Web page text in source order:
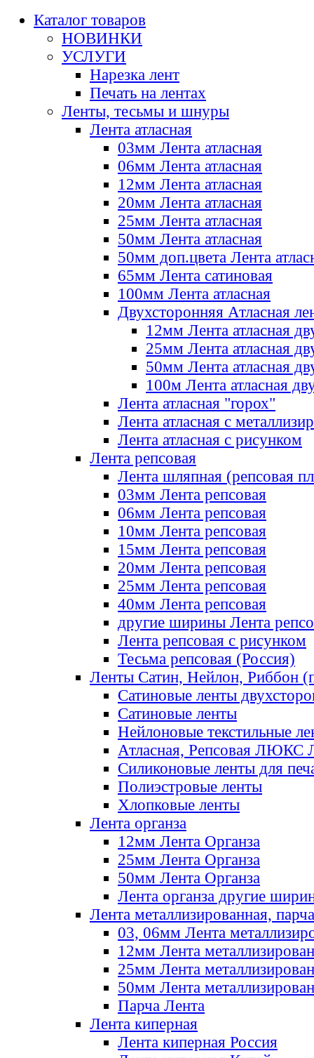
Каталог товаров
НОВИНКИ
УСЛУГИ
Нарезка лент
Печать на лентах
Ленты, тесьмы и шнуры
Лента атласная
03мм Лента атласная
06мм Лента атласная
12мм Лента атласная
20мм Лента атласная
25мм Лента атласная
50мм Лента атласная
50мм доп.цвета Лента
65мм Лента сатиновая
100мм Лента атласная
Двухсторонняя Атласная
12мм Лента атласная
25мм Лента атласная
50мм Лента атласная
100м Лента атласная
Лента атласная "горох"
Лента атласная с
Лента атласная с рисунком
Лента репсовая
Лента шляпная (репсовая
03мм Лента репсовая
06мм Лента репсовая
10мм Лента репсовая
15мм Лента репсовая
20мм Лента репсовая
25мм Лента репсовая
40мм Лента репсовая
другие ширины Лента
Лента репсовая с рисунком
Тесьма репсовая (Россия)
Ленты Сатин, Нейлон, Риббон
Сатиновые ленты
Сатиновые ленты
Нейлоновые текстильные
Атласная, Репсовая ЛЮКС
Силиконовые ленты для
Полиэстровые ленты
Хлопковые ленты
Лента органза
12мм Лента Органза
25мм Лента Органза
50мм Лента Органза
Лента органза другие
Лента металлизированная, парча
03, 06мм Лента
12мм Лента
25мм Лента
50мм Лента
Парча Лента
Лента киперная
Лента киперная Россия